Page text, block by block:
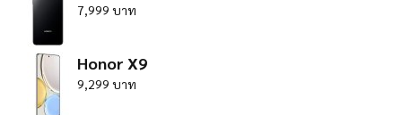
7,999 บาท
Honor X9
9,299 บาท